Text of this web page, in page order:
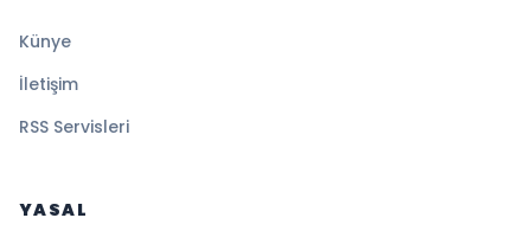
Künye
İletişim
RSS Servisleri
YASAL